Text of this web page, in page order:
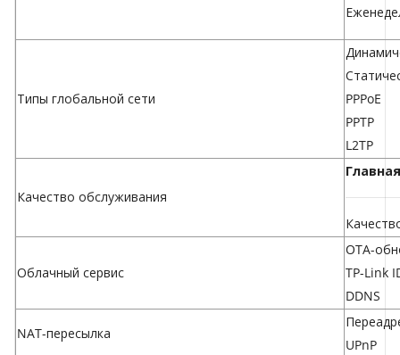
Типы глобальной сети
PPPoE
PPTP
L2TP
Качество обслуживания
Облачный сервис
OTA-
TP-Link
DDNS
NAT-пересылка
UPnP